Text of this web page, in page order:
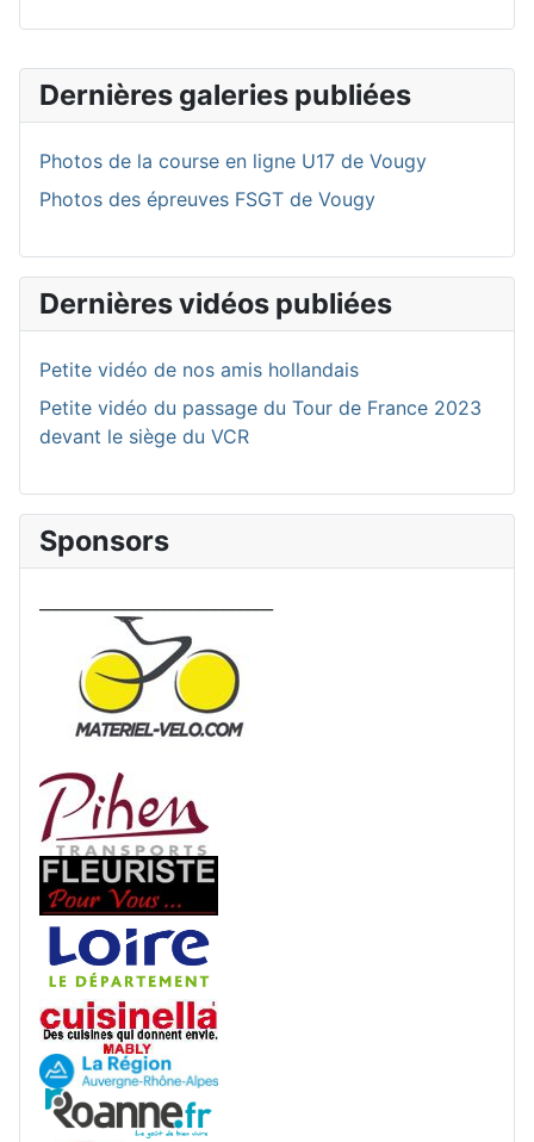
Dernières galeries publiées
Photos de la course en ligne U17 de Vougy
Photos des épreuves FSGT de Vougy
Dernières vidéos publiées
Petite vidéo de nos amis hollandais
Petite vidéo du passage du Tour de France 2023
devant le siège du VCR
Sponsors